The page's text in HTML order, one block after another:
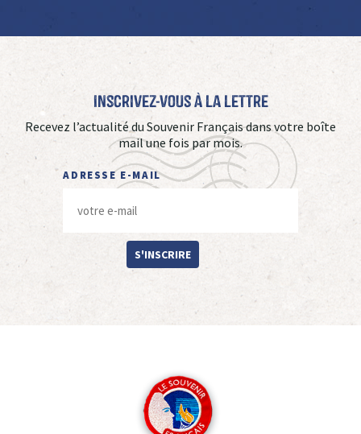
Inscrivez-vous à La Lettre
Recevez l’actualité du Souvenir Français dans votre boîte
mail une fois par mois.
ADRESSE E-MAIL
S'INSCRIRE